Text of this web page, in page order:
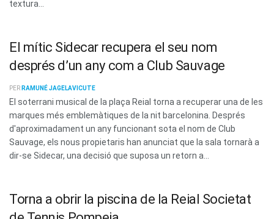
textura...
El mític Sidecar recupera el seu nom
després d’un any com a Club Sauvage
PER RAMUNÉ JAGELAVICUTE
El soterrani musical de la plaça Reial torna a recuperar una de les
marques més emblemàtiques de la nit barcelonina. Després
d'aproximadament un any funcionant sota el nom de Club
Sauvage, els nous propietaris han anunciat que la sala tornarà a
dir-se Sidecar, una decisió que suposa un retorn a...
Torna a obrir la piscina de la Reial Societat